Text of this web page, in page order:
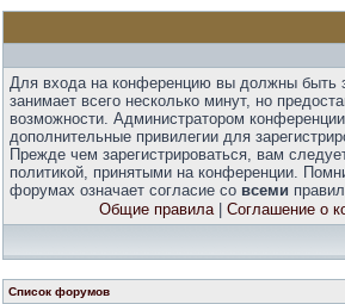
Для входа на конференцию вы должны быть
занимает всего несколько минут, но
возможности. Администратором
дополнительные привилегии для
Прежде чем зарегистрироваться, вам
политикой, принятыми на конференции.
форумах означает согласие со всеми
Общие правила| Соглашение о
Список форумов